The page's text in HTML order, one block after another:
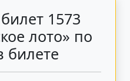
1573
лото» по
билете